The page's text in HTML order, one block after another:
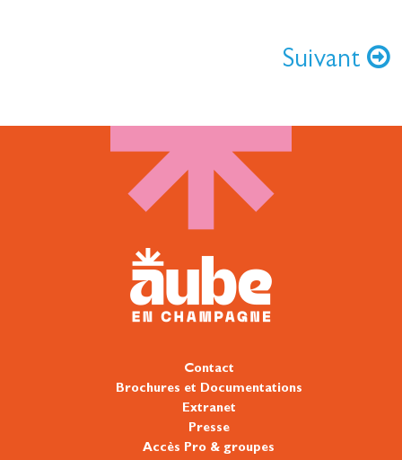
Suivant
Contact
Brochures et Documentations
Extranet
Presse
Accès Pro & groupes